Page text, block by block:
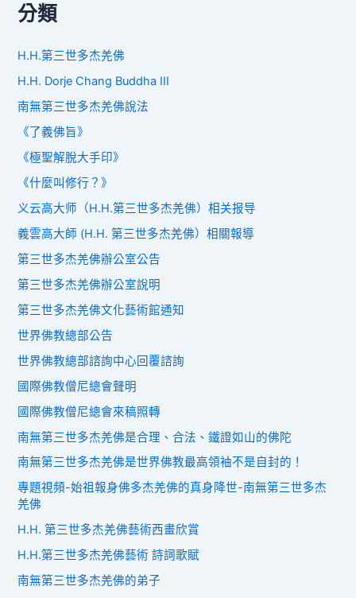
分類
H.H.第三世多杰羌佛
H.H. Dorje Chang Buddha III
南無第三世多杰羌佛說法
《了義佛旨》
《極聖解脫大手印》
《什麼叫修行？》
义云高大师（H.H.第三世多杰羌佛）相关报导
義雲高大師 (H.H. 第三世多杰羌佛）相關報導
第三世多杰羌佛辦公室公告
第三世多杰羌佛辦公室說明
第三世多杰羌佛文化藝術館通知
世界佛教總部公告
世界佛教總部諮詢中心回覆諮詢
國際佛教僧尼總會聲明
國際佛教僧尼總會來稿照轉
南無第三世多杰羌佛是合理、合法、鐵證如山的佛陀
南無第三世多杰羌佛是世界佛教最高領袖不是自封的！
專題視頻-始祖報身佛多杰羌佛的真身降世-南無第三世多杰
羌佛
H.H. 第三世多杰羌佛藝術西畫欣賞
H.H.第三世多杰羌佛藝術 詩詞歌賦
南無第三世多杰羌佛的弟子